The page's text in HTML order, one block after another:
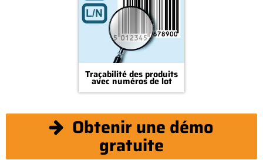
Traçabilité des produits
avec numéros de lot
Obtenir une démo
gratuite